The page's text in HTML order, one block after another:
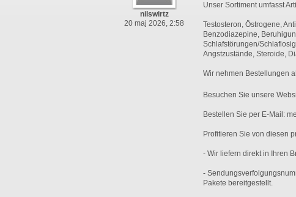
nilswirtz
20 maj 2026, 2:58
Unser Sortiment umfasst
Testosteron, Östrogene,
Benzodiazepine,
Schlafstörungen/
Angstzustände, Steroide,
Wir nehmen Bestellungen
Besuchen Sie unsere
Bestellen Sie per E-Mail:
Profitieren Sie von diesen
- Wir liefern direkt in Ihren
-
Pakete bereitgestellt.